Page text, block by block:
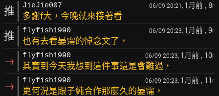
推 JieJie007 06/09 20:21, 1月前 , 8F
多謝f大，今晚就來接著看
推 flyfish1990 06/09 20:23, 1月前 , 9F
也有去看晏霈的悼念文了，
→ flyfish1990 06/09 20:23, 1月前 , 10F
其實到今天我想到這件事還是會難過，
→ flyfish1990 06/09 20:23, 1月前 , 11 F
更何況是跟子純合作那麼久的晏霈，